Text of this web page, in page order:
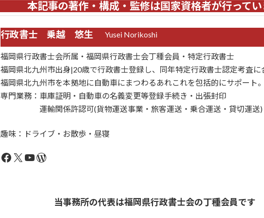
本記事の著作・構成・監修は国家資格者が行って
行政書士 乗越 悠生 Yusei Norikoshi
福岡県行政書士会所属・福岡県行政書士会丁種会員・特定行政書士
福岡県北九州市出身|20歳で行政書士登録し、同年特定行政書士認定考査に
福岡県北九州市を本拠地に自動車にまつわるあれこれを包括的にサポート。
専門業務：車庫証明・自動車の名義変更等登録手続き・出張封印
運輸関係許認可(貨物運送事業・旅客運送・乗合運送・貸切運送)
趣味：ドライブ・お散歩・昼寝
Facebook
X YouTube
WordPress
当事務所の代表は福岡県行政書士会の丁種会員です